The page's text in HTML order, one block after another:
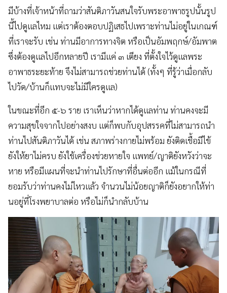
มีบ้างที่เจ้าหน้าที่ถามว่าสันติภาวันสนใจรับพระอาพาธรูปนั้นรูป
นี้ไปดูแลไหม แต่เราต้องตอบปฏิเสธไปเพราะท่านไม่อยู่ในเกณฑ์
ที่เราจะรับ เช่น ท่านมีอาการทางจิต หรือเป็นอัมพฤกษ์/อัมพาต
ซึ่งต้องดูแลไปอีกหลายปี เรามีแค่ ๓ เตียง ที่ตั้งใจไว้ดูแลพระ
อาพาธระยะท้าย จึงไม่สามารถช่วยท่านได้ (ทั้งๆ ที่รู้ว่าเมื่อกลับ
ไปวัด/บ้านก็แทบจะไม่มีใครดูแล)
ในขณะที่อีก ๕-๖ ราย เราเห็นว่าหากได้ดูแลท่าน ท่านคงจะมี
ความสุขใจจากไปอย่างสงบ แต่ก็พบกับอุปสรรคที่ไม่สามารถนำ
ท่านไปสันติภาวันได้ เช่น สภาพร่างกายไม่พร้อม ยังติดเชื้อมีไข้
ยังให้ยาไม่ครบ ยังใช้เครื่องช่วยหายใจ แพทย์/ญาติยังหวังว่าจะ
หาย หรือมีแผนที่จะนำท่านไปรักษาที่อื่นต่ออีก แม้ในกรณีที่
ยอมรับว่าท่านคงไม่ไหวแล้ว จำนวนไม่น้อยญาติก็ยังอยากให้ท่า
นอยู่ที่โรงพยาบาลต่อ หรือไม่ก็นำกลับบ้าน